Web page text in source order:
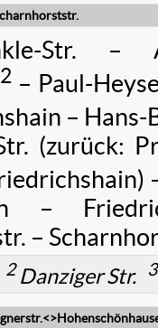
Str. –
2 – Paul-
– Hans-
(zurück:
–
–
2Danziger Str. 3